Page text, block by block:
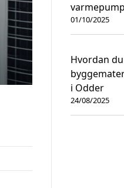
01/10/2025
Hvordan
i Odder
24/08/2025